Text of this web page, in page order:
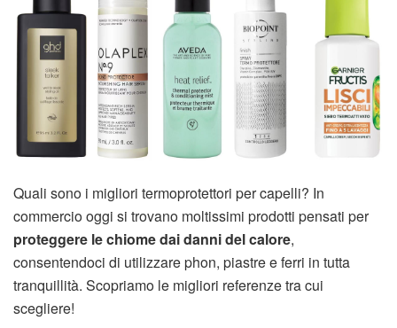
Quali sono i migliori termoprotettori per capelli? In
commercio oggi si trovano moltissimi prodotti pensati per
proteggere le chiome dai danni del calore,
consentendoci di utilizzare phon, piastre e ferri in tutta
tranquillità. Scopriamo le migliori referenze tra cui
scegliere!